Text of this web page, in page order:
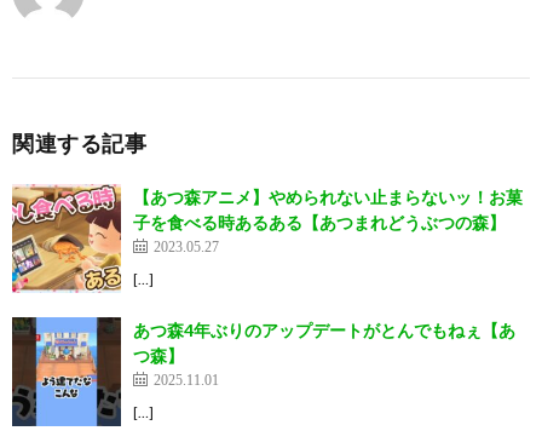
関連する記事
【あつ森アニメ】やめられない止まらないッ！お菓
子を食べる時あるある【あつまれどうぶつの森】
2023.05.27
[…]
あつ森4年ぶりのアップデートがとんでもねぇ【あ
つ森】
2025.11.01
[…]